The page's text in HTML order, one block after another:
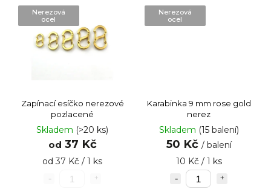
Nerezová
ocel
Zapínací esíčko nerezové
pozlacené
Skladem (>20 ks)
od 37 Kč
od 37 Kč / 1 ks
Nerezová
ocel
Karabinka 9 mm rose gold
nerez
Skladem (15 balení)
50 Kč / balení
10 Kč / 1 ks